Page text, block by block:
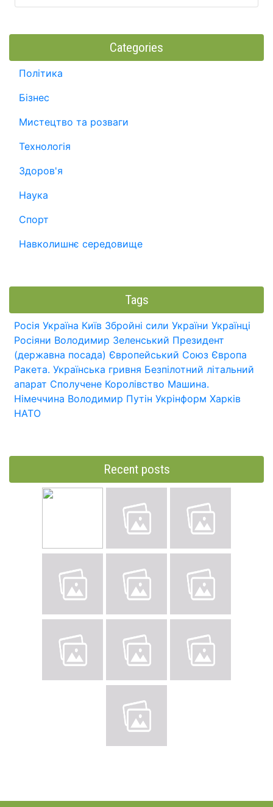
Categories
Політика
Бізнес
Мистецтво та розваги
Технологія
Здоров'я
Наука
Спорт
Навколишнє середовище
Tags
Росія Україна Київ Збройні сили України Українці
Росіяни Володимир Зеленський Президент
(державна посада) Європейський Союз Європа
Ракета. Українська гривня Безпілотний літальний
апарат Сполучене Королівство Машина.
Німеччина Володимир Путін Укрінформ Харків
НАТО
Recent posts